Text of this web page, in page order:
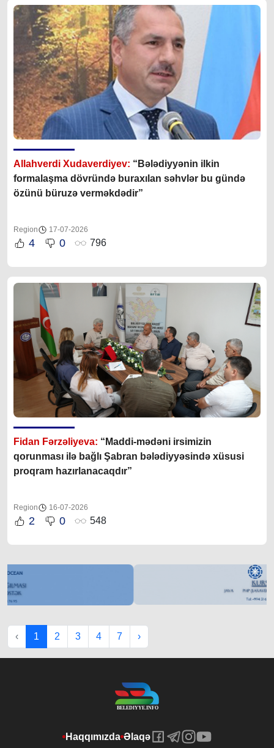
Allahverdi Xudaverdiyev: “Bələdiyyənin ilkin
formalaşma dövründə buraxılan səhvlər bu gündə
özünü büruzə verməkdədir”
Region 17-07-2026
4 0 796
Fidan Fərzəliyeva: “Maddi-mədəni irsimizin
qorunması ilə bağlı Şabran bələdiyyəsində xüsusi
proqram hazırlanacaqdır”
Region 16-07-2026
2 0 548
‹ 1 2 3 4 7 ›
Haqqımızda Əlaqə